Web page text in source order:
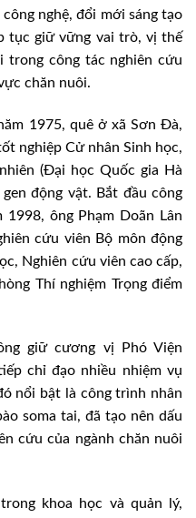
nghệ, đổi mới sáng tạo
tục giữ vững vai trò, vị thế
trong công tác nghiên cứu
chăn nuôi.
1975, quê ở xã Sơn Đà,
nghiệp Cử nhân Sinh học,
(Đại học Quốc gia Hà
động vật. Bắt đầu công
1998, ông Phạm Doãn Lân
cứu viên Bộ môn động
Nghiên cứu viên cao cấp,
Thí nghiệm Trọng điểm
giữ cương vị Phó Viện
chỉ đạo nhiều nhiệm vụ
nổi bật là công trình nhân
soma tai, đã tạo nên dấu
cứu của ngành chăn nuôi
khoa học và quản lý,